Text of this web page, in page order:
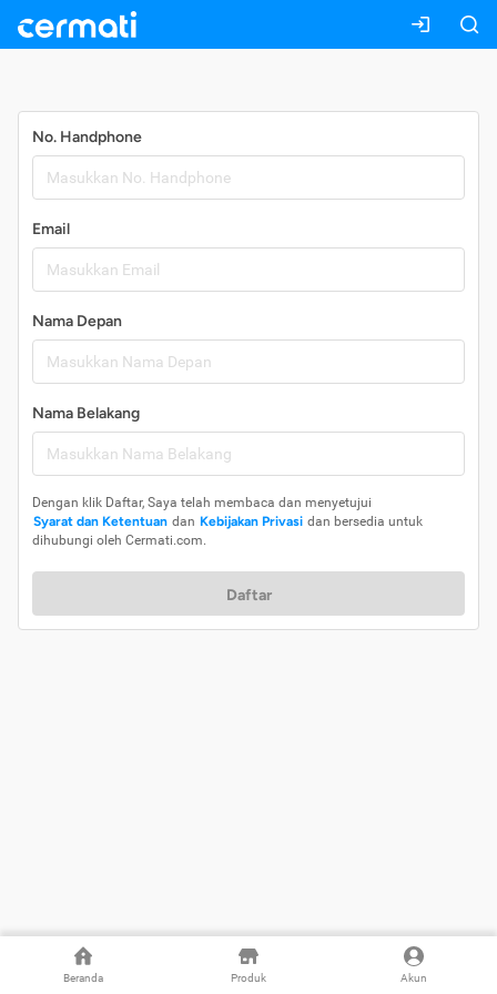
Beranda Produk Akun
No. Handphone
Email
Nama Depan
Nama Belakang
Dengan klik Daftar, Saya telah membaca dan menyetujui
Syarat dan Ketentuan dan Kebijakan Privasi dan bersedia untuk
dihubungi oleh Cermati.com.
Daftar